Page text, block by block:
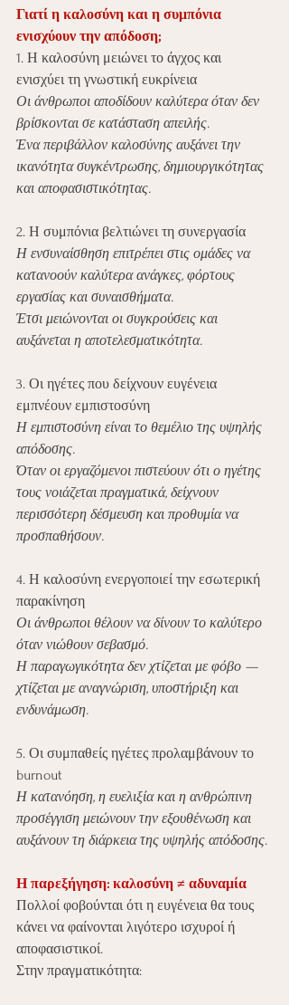
Γιατί η καλοσύνη και η συμπόνια
ενισχύουν την απόδοση;
1. Η καλοσύνη μειώνει το άγχος και
ενισχύει τη γνωστική ευκρίνεια
Οι άνθρωποι αποδίδουν καλύτερα όταν δεν
βρίσκονται σε κατάσταση απειλής.
Ένα περιβάλλον καλοσύνης αυξάνει την
ικανότητα συγκέντρωσης, δημιουργικότητας
και αποφασιστικότητας.
2. Η συμπόνια βελτιώνει τη συνεργασία
Η ενσυναίσθηση επιτρέπει στις ομάδες να
κατανοούν καλύτερα ανάγκες, φόρτους
εργασίας και συναισθήματα.
Έτσι μειώνονται οι συγκρούσεις και
αυξάνεται η αποτελεσματικότητα.
3. Οι ηγέτες που δείχνουν ευγένεια
εμπνέουν εμπιστοσύνη
Η εμπιστοσύνη είναι το θεμέλιο της υψηλής
απόδοσης.
Όταν οι εργαζόμενοι πιστεύουν ότι ο ηγέτης
τους νοιάζεται πραγματικά, δείχνουν
περισσότερη δέσμευση και προθυμία να
προσπαθήσουν.
4. Η καλοσύνη ενεργοποιεί την εσωτερική
παρακίνηση
Οι άνθρωποι θέλουν να δίνουν το καλύτερο
όταν νιώθουν σεβασμό.
Η παραγωγικότητα δεν χτίζεται με φόβο —
χτίζεται με αναγνώριση, υποστήριξη και
ενδυνάμωση.
5. Οι συμπαθείς ηγέτες προλαμβάνουν το
burnout
Η κατανόηση, η ευελιξία και η ανθρώπινη
προσέγγιση μειώνουν την εξουθένωση και
αυξάνουν τη διάρκεια της υψηλής απόδοσης.
Η παρεξήγηση: καλοσύνη ≠ αδυναμία
Πολλοί φοβούνται ότι η ευγένεια θα τους
κάνει να φαίνονται λιγότερο ισχυροί ή
αποφασιστικοί.
Στην πραγματικότητα: